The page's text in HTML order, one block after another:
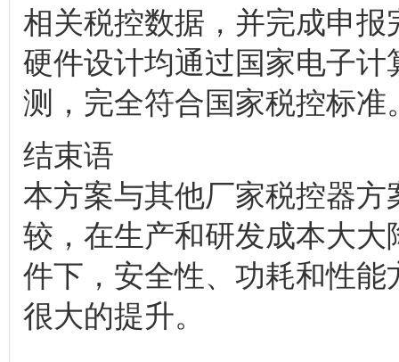
相关税控数据，并完成申
硬件设计均通过国家电子
测，完全符合国家税控标准
结束语
本方案与其他厂家税控器方
较，在生产和研发成本大大
件下，安全性、功耗和性能
很大的提升。